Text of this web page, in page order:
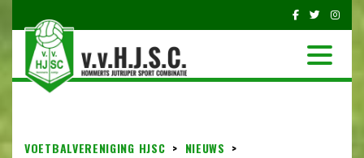
VOETBALVERENIGING HJSC > NIEUWS >